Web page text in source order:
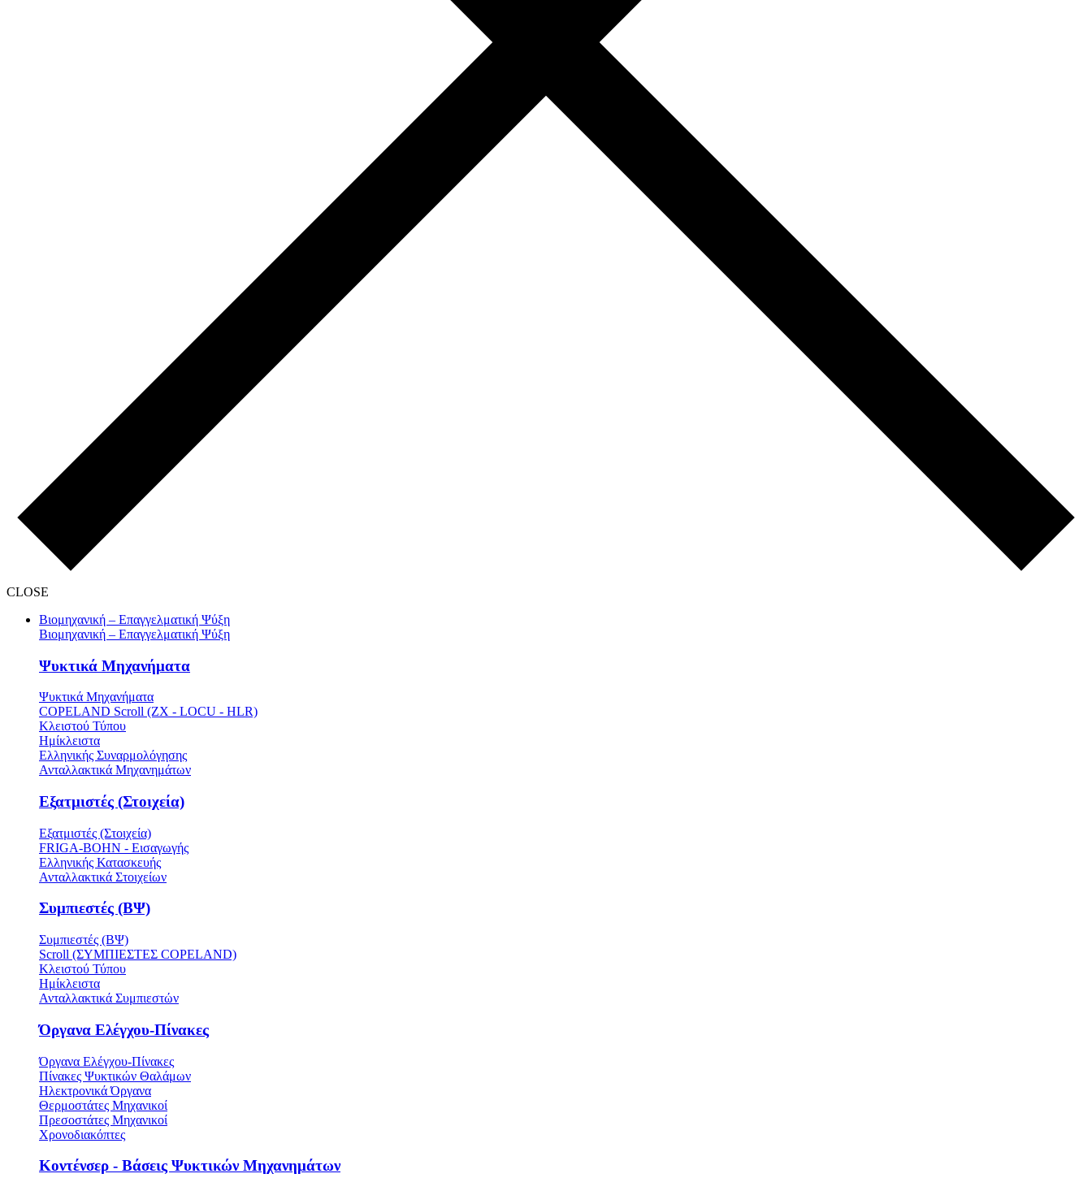
CLOSE
Βιομηχανική – Επαγγελματική Ψύξη
Βιομηχανική – Επαγγελματική Ψύξη
Ψυκτικά Μηχανήματα
Ψυκτικά Μηχανήματα
COPELAND Scroll (ZX - LOCU - HLR)
Κλειστού Τύπου
Ημίκλειστα
Ελληνικής Συναρμολόγησης
Ανταλλακτικά Μηχανημάτων
Εξατμιστές (Στοιχεία)
Εξατμιστές (Στοιχεία)
FRIGA-BOHN - Εισαγωγής
Ελληνικής Κατασκευής
Ανταλλακτικά Στοιχείων
Συμπιεστές (ΒΨ)
Συμπιεστές (ΒΨ)
Scroll (ΣΥΜΠΙΕΣΤΕΣ COPELAND)
Κλειστού Τύπου
Ημίκλειστα
Ανταλλακτικά Συμπιεστών
Όργανα Ελέγχου-Πίνακες
Όργανα Ελέγχου-Πίνακες
Πίνακες Ψυκτικών Θαλάμων
Ηλεκτρονικά Όργανα
Θερμοστάτες Μηχανικοί
Πρεσοστάτες Μηχανικοί
Χρονοδιακόπτες
Κοντένσερ - Βάσεις Ψυκτικών Μηχανημάτων